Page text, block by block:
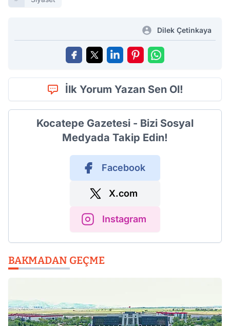
Dilek Çetinkaya
İlk Yorum Yazan Sen Ol!
Kocatepe Gazetesi - Bizi Sosyal
Medyada Takip Edin!
Facebook
X.com
Instagram
BAKMADAN GEÇME